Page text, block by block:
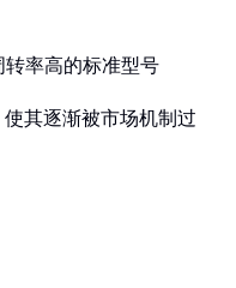
转率高的标准型号
其逐渐被市场机制过